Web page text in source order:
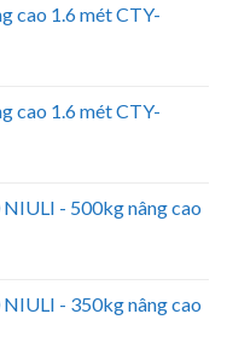
cao 1.6 mét CTY-
cao 1.6 mét CTY-
- 500kg nâng cao
- 350kg nâng cao